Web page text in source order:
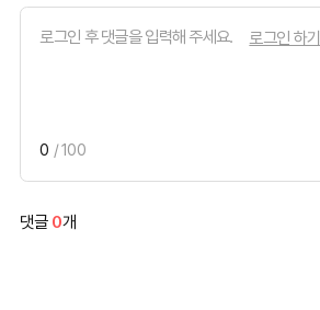
로그인 하기
0 / 100
댓글 0개